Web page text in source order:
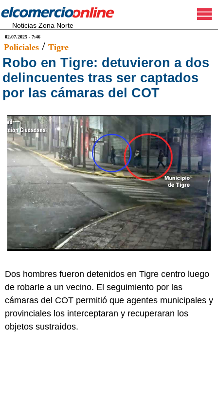
Noticias Zona Norte
02.07.2025 - 7:46
Policiales / Tigre
Robo en Tigre: detuvieron a dos
delincuentes tras ser captados
por las cámaras del COT
Dos hombres fueron detenidos en Tigre centro luego
de robarle a un vecino. El seguimiento por las
cámaras del COT permitió que agentes municipales y
provinciales los interceptaran y recuperaran los
objetos sustraídos.